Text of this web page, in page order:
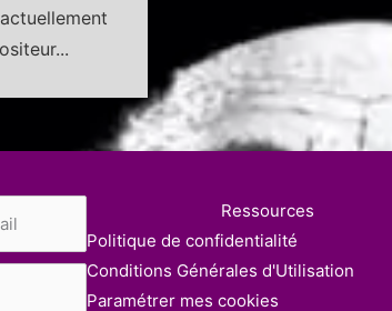
Ressources
Politique de confidentialité
Conditions Générales d'Utilisation
Paramétrer mes cookies